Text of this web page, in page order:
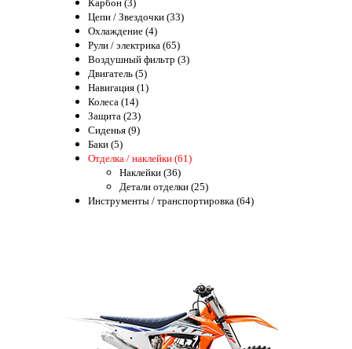
Карбон (3)
Цепи / Звездочки (33)
Охлаждение (4)
Рули / электрика (65)
Воздушный фильтр (3)
Двигатель (5)
Навигация (1)
Колеса (14)
Защита (23)
Сиденья (9)
Баки (5)
Отделка / наклейки (61)
Наклейки (36)
Детали отделки (25)
Инструменты / транспортировка (64)